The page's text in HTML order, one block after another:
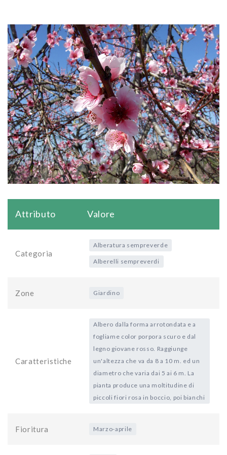
Attributo Valore
Categoria
Alberatura sempreverde
Alberelli sempreverdi
Zone Giardino
Caratteristiche
Albero dalla forma arrotondata e a
fogliame color porpora scuro e dal
legno giovane rosso. Raggiunge
un'altezza che va da 8 a 10 m. ed un
diametro che varia dai 5 ai 6 m. La
pianta produce una moltitudine di
piccoli fiori rosa in boccio, poi bianchi
Fioritura Marzo-aprile